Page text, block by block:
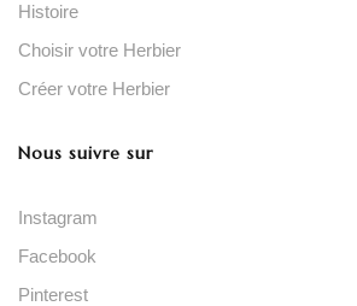
Histoire
Choisir votre Herbier
Créer votre Herbier
Nous suivre sur
Instagram
Facebook
Pinterest